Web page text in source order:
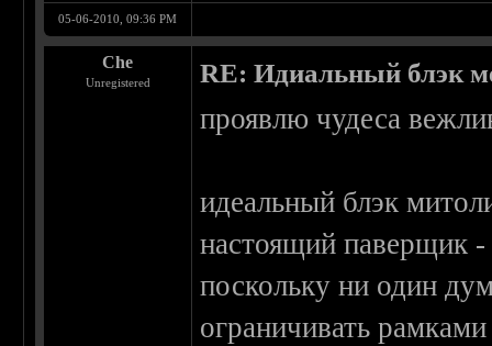
05-06-2010, 09:36 PM
Che
Unregistered RE: Идиальный блэк
проявлю чудеса
идеальный блэк
настоящий паверщик -
поскольку ни один
ограничивать